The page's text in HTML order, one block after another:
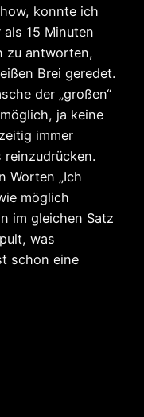
konnte ich
15 Minuten
zu antworten,
Brei geredet.
der „großen“
ja keine
immer
Worten „Ich
möglich
im gleichen Satz
was
schon eine